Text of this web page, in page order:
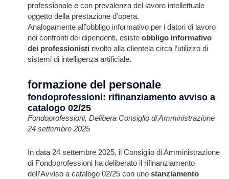
professionale e con prevalenza del lavoro intellettuale
oggetto della prestazione d’opera.
Analogamente all’obbligo informativo per i datori di lavoro
nei confronti dei dipendenti, esiste obbligo informativo
dei professionisti rivolto alla clientela circa l’utilizzo di
sistemi di intelligenza artificiale.
formazione del personale
fondoprofessioni: rifinanziamento avviso a
catalogo 02/25
Fondoprofessioni, Delibera Consiglio di Amministrazione
24 settembre 2025
In data 24 settembre 2025, il Consiglio di Amministrazione
di Fondoprofessioni ha deliberato il rifinanziamento
dell’Avviso a catalogo 02/25 con uno stanziamento